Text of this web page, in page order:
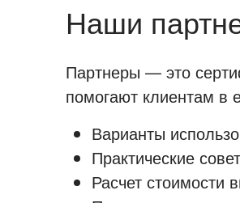
Наши
Партнеры — это
помогают клиентам в
Варианты
Практические
Расчет стоимости